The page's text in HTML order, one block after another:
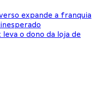
expande a franquia
o dono da loja de